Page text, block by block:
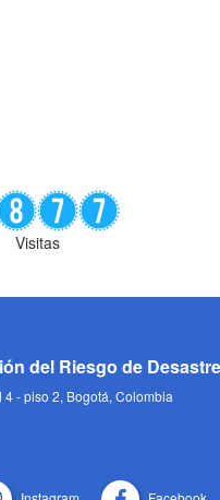
Visitas
del Riesgo de
- piso 2, Bogotá, Colombia